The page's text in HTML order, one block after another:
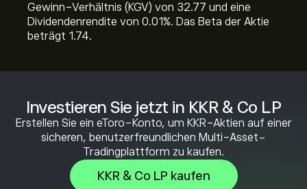
Investieren Sie jetzt in KKR & Co LP
Erstellen Sie ein eToro-Konto, um KKR-Aktien auf einer
sicheren, benutzerfreundlichen Multi-Asset-
Tradingplattform zu kaufen.
KKR & Co LP kaufen
Gewinn-Verhältnis (KGV) von 32.77 und eine
Dividendenrendite von 0.01%. Das Beta der Aktie
beträgt 1.74.